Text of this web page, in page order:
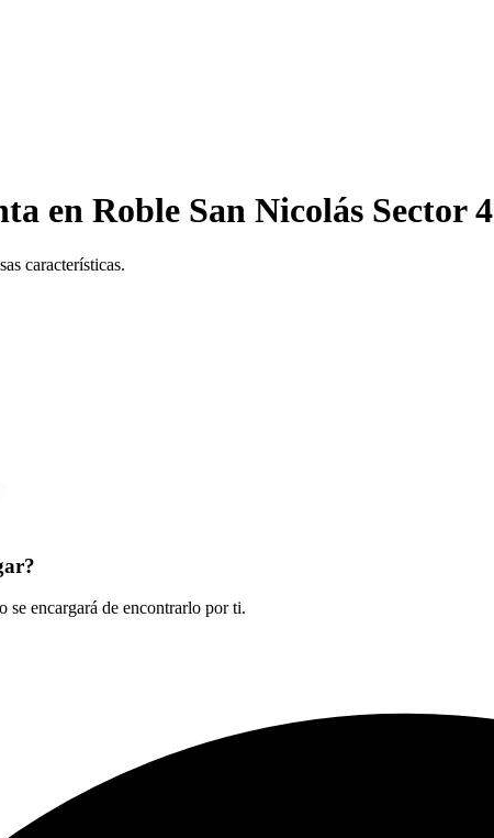
en Roble San Nicolás Sector 4
características.
se encargará de encontrarlo por ti.